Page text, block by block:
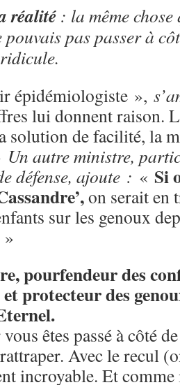
réalité : la même
pouvais pas passer à
épidémiologiste »,
lui donnent raison.
solution de facilité, la
Un autre ministre,
défense, ajoute : « Si
on serait en
sur les genoux
»
pourfendeur des
protecteur des
êtes passé à côté
Avec le recul
incroyable. Et comme